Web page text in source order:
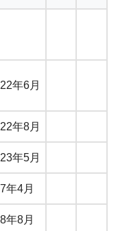
年6月
年8月
年5月
年4月
年8月